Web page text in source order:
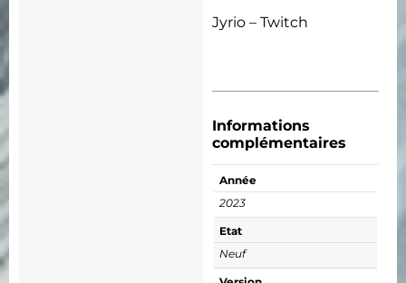
Jyrio – Twitch
Informations
complémentaires
Année
2023
Etat
Neuf